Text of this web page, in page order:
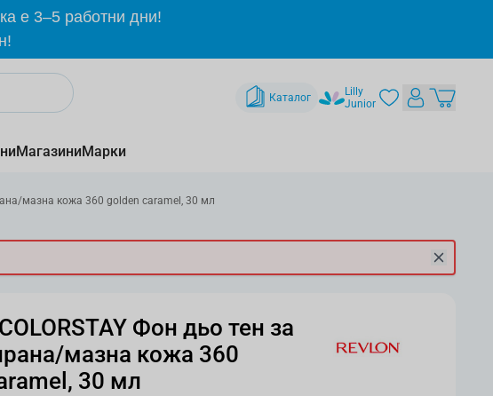
е 3–5 работни дни!
Каталог
Lilly
Junior
МагазиниМарки
мазна кожа 360 golden caramel, 30 мл
Фон дьо тен за
мазна кожа 360
30 мл